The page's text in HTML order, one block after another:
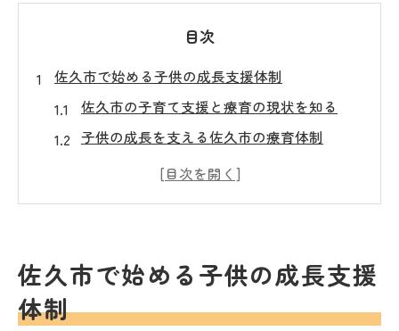
目次
佐久市で始める子供の成長支援体制
佐久市の子育て支援と療育の現状を知る
子供の成長を支える佐久市の療育体制
子育て世代が活用したい佐久市の支援策
佐久市の療育支援が子育ての悩みを軽減
子育て支援と療育の併用方法を知ろう
佐久市で始める子供の成長支援
体制